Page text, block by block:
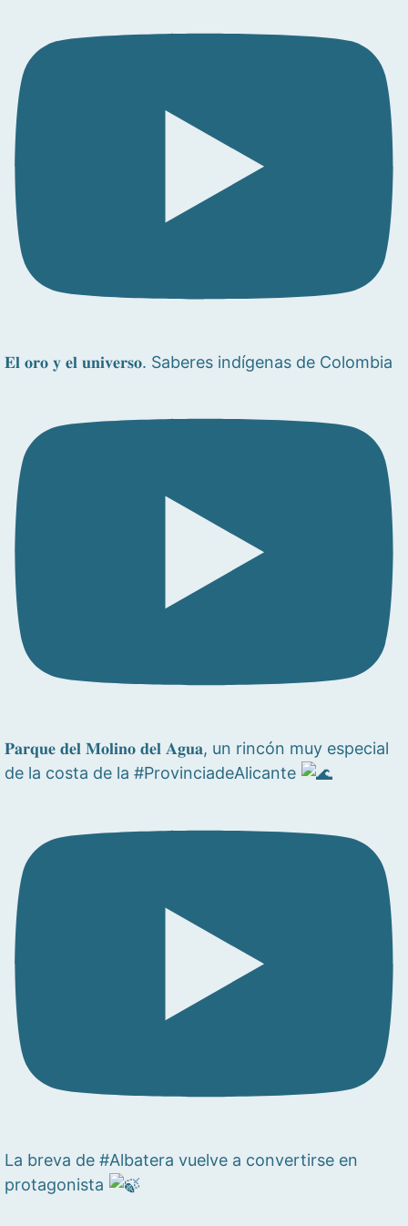
𝐄𝐥 𝐨𝐫𝐨 𝐲 𝐞𝐥 𝐮𝐧𝐢𝐯𝐞𝐫𝐬𝐨. Saberes indígenas de Colombia
𝐏𝐚𝐫𝐪𝐮𝐞 𝐝𝐞𝐥 𝐌𝐨𝐥𝐢𝐧𝐨 𝐝𝐞𝐥 𝐀𝐠𝐮𝐚, un rincón muy especial
de la costa de la #ProvinciadeAlicante
La breva de #Albatera vuelve a convertirse en
protagonista